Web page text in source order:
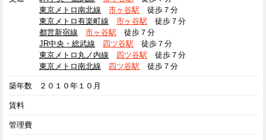
東京メトロ南北線
市ヶ谷駅 徒歩７分
東京メトロ有楽町線
市ヶ谷駅 徒歩７分
都営新宿線
市ヶ谷駅 徒歩７分
JR中央・総武線
四ツ谷駅 徒歩７分
東京メトロ丸ノ内線
四ツ谷駅 徒歩７分
東京メトロ南北線
四ツ谷駅 徒歩７分
築年数 ２０１０年１０月
賃料
管理費